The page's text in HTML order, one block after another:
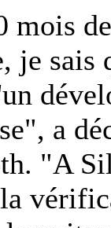
mois
je sais
", a
"A